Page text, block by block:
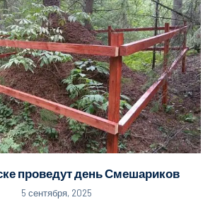
проведут день Смешариков
5 сентября, 2025